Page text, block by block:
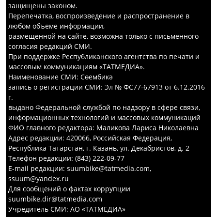
защищены законом.
Перепечатка, воспроизведение и распространение в
любом объеме информации,
размещенной на сайте, возможна только с письменного
согласия редакций СМИ.
При поддержке Республиканского агентства по печати и
массовым коммуникациям «ТАТМЕДИА».
Наименование СМИ: Сөембикә
запись о регистрации СМИ: Эл № ФС77-67913 от 6.12.2016
г.
выдано Федеральной службой по надзору в сфере связи,
информационных технологий и массовых коммуникаций
ФИО главного редактора: Маликова Лариса Николаевна
Адрес редакции: 420066, Российская Федерация,
Республика Татарстан, г. Казань, ул. Декабристов, д. 2
Телефон редакции: (843) 222-09-77
E-mail редакции: suumbike@tatmedia.com,
ssuum@yandex.ru
Для сообщений о фактах коррупции
suumbike.dir@tatmedia.com
Учредитель СМИ: АО «ТАТМЕДИА»